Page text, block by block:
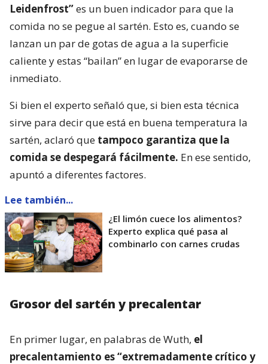
Leidenfrost”es un buen indicador para que la
comida no se pegue al sartén. Esto es, cuando se
lanzan un par de gotas de agua a la superficie
caliente y estas “bailan” en lugar de evaporarse de
inmediato.
Si bien el experto señaló que, si bien esta técnica
sirve para decir que está en buena temperatura la
sartén, aclaró que tampoco garantiza que la
comida se despegará fácilmente. En ese sentido,
apuntó a diferentes factores.
Lee también...
¿El limón cuece los alimentos?
Experto explica qué pasa al
combinarlo con carnes crudas
Grosor del sartén y precalentar
En primer lugar, en palabras de Wuth, el
precalentamiento es “extremadamente crítico y